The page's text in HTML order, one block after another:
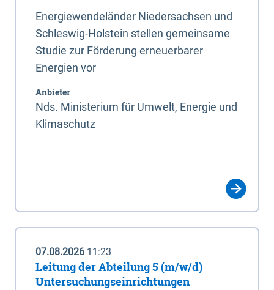
Energiewendeländer Niedersachsen und
Schleswig-Holstein stellen gemeinsame
Studie zur Förderung erneuerbarer
Energien vor
Anbieter
Nds. Ministerium für Umwelt, Energie und
Klimaschutz
07.08.2026 11:23
Leitung der Abteilung 5 (m/w/d)
Untersuchungseinrichtungen